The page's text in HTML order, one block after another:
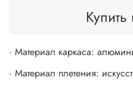
· Материал каркаса:
· Материал плетения: